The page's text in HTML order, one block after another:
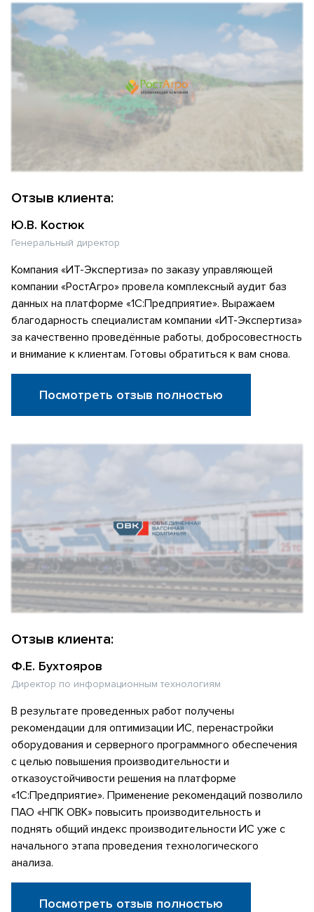
Отзыв клиента:
Ю.В. Костюк
Генеральный директор
Компания «ИТ-Экспертиза» по заказу управляющей
компании «РостАгро» провела комплексный аудит баз
данных на платформе «1С:Предприятие». Выражаем
благодарность специалистам компании «ИТ-Экспертиза»
за качественно проведённые работы, добросовестность
и внимание к клиентам. Готовы обратиться к вам снова.
Посмотреть отзыв полностью
Отзыв клиента:
Ф.Е. Бухтояров
Директор по информационным технологиям
В результате проведенных работ получены
рекомендации для оптимизации ИС, перенастройки
оборудования и серверного программного обеспечения
с целью повышения производительности и
отказоустойчивости решения на платформе
«1С:Предприятие». Применение рекомендаций позволило
ПАО «НПК ОВК» повысить производительность и
поднять общий индекс производительности ИС уже с
начального этапа проведения технологического
анализа.
Посмотреть отзыв полностью